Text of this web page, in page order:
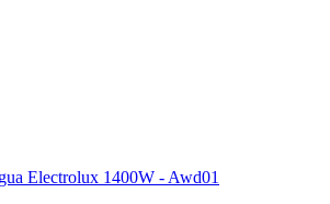
Electrolux 1400W - Awd01